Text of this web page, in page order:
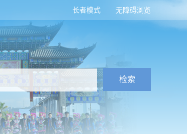
无障碍浏览
长者模式